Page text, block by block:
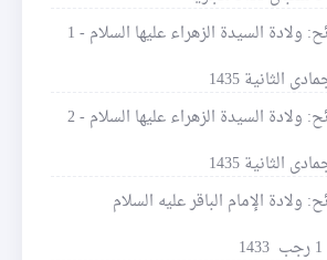
ولادة السيدة الزهراء عليها السلام - 1
ولادة السيدة الزهراء عليها السلام - 2
ولادة الإمام الباقر عليه السلام